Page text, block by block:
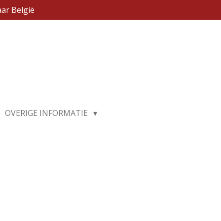
België
OVERIGE INFORMATIE